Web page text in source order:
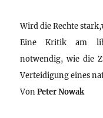
Wird die Rechte
Eine Kritik am
notwendig, wie die
Verteidigung eines
VonPeter Nowak